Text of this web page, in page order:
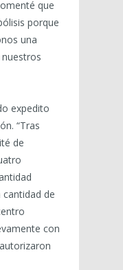
que
porque
una
expedito
“Tras
de
de
con